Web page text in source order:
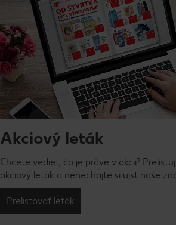
Akciový leták
Chcete vedieť, čo je práve v akcii?
akciový leták a nenechajte si ujsť naše
Prelistovať leták